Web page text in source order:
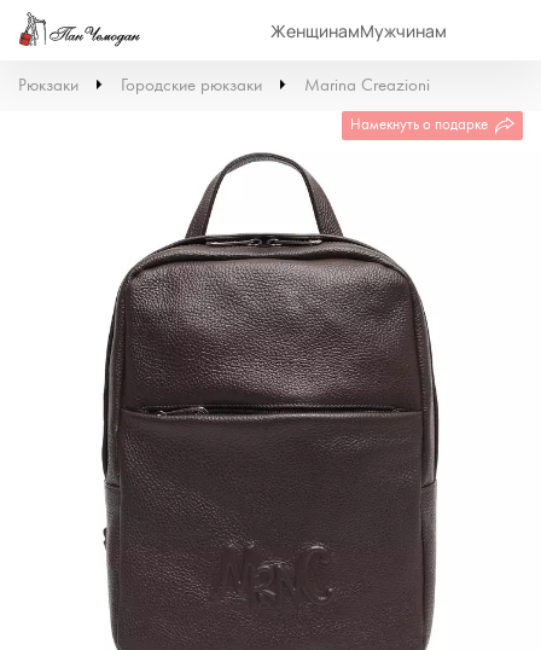
ЖенщинамМужчинам
Рюкзаки Городские рюкзаки Marina Creazioni
Намекнуть о подарке